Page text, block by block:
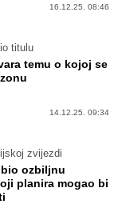
16.12.25. 08:46
titulu
temu o kojoj se
14.12.25. 09:34
zvijezdi
ozbiljnu
planira mogao bi